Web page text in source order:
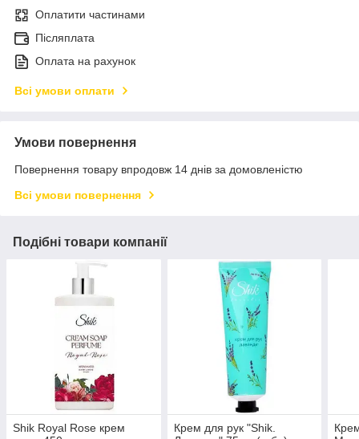
Оплатити частинами
Післяплата
Оплата на рахунок
Всі умови оплати
Умови повернення
Повернення товару впродовж 14 днів за домовленістю
Всі умови повернення
Подібні товари компанії
Shik Royal Rose крем
Крем для рук "Shik.